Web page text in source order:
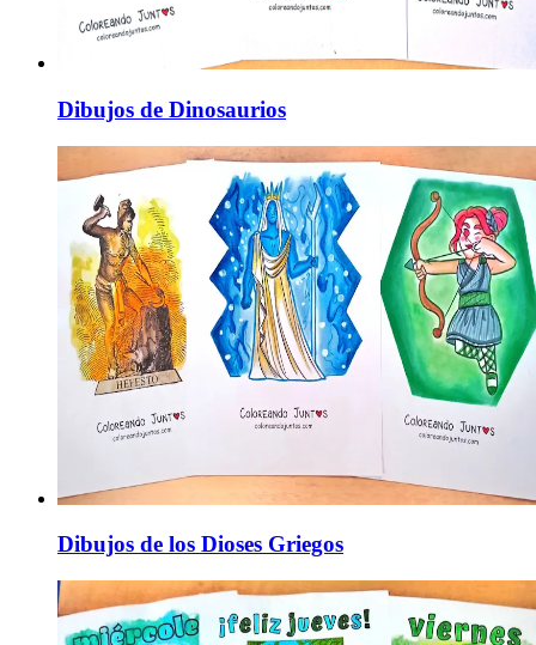
Dibujos de Dinosaurios
Dibujos de los Dioses Griegos